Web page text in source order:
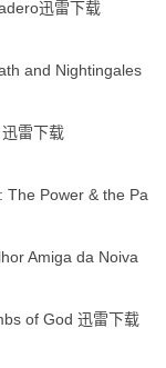
迅雷下载
and Nightingales
迅雷下载
The Power & the Pa
Amiga da Noiva
of God 迅雷下载